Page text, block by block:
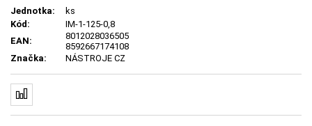
Jednotka:
ks
Kód:
IM-1-125-0,8
EAN:
8012028036505
8592667174108
Značka:
NÁSTROJE CZ